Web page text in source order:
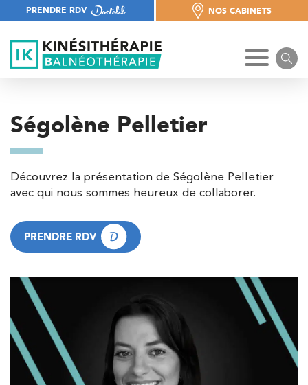
PRENDRE RDV
NOS CABINETS
NOS CABINETS
Ségolène Pelletier
Découvrez la présentation de Ségolène Pelletier
avec qui nous sommes heureux de collaborer.
PRENDRE RDV
PRENDRE RDV
Trouvez votre cabinet de
kinésithérapie IK